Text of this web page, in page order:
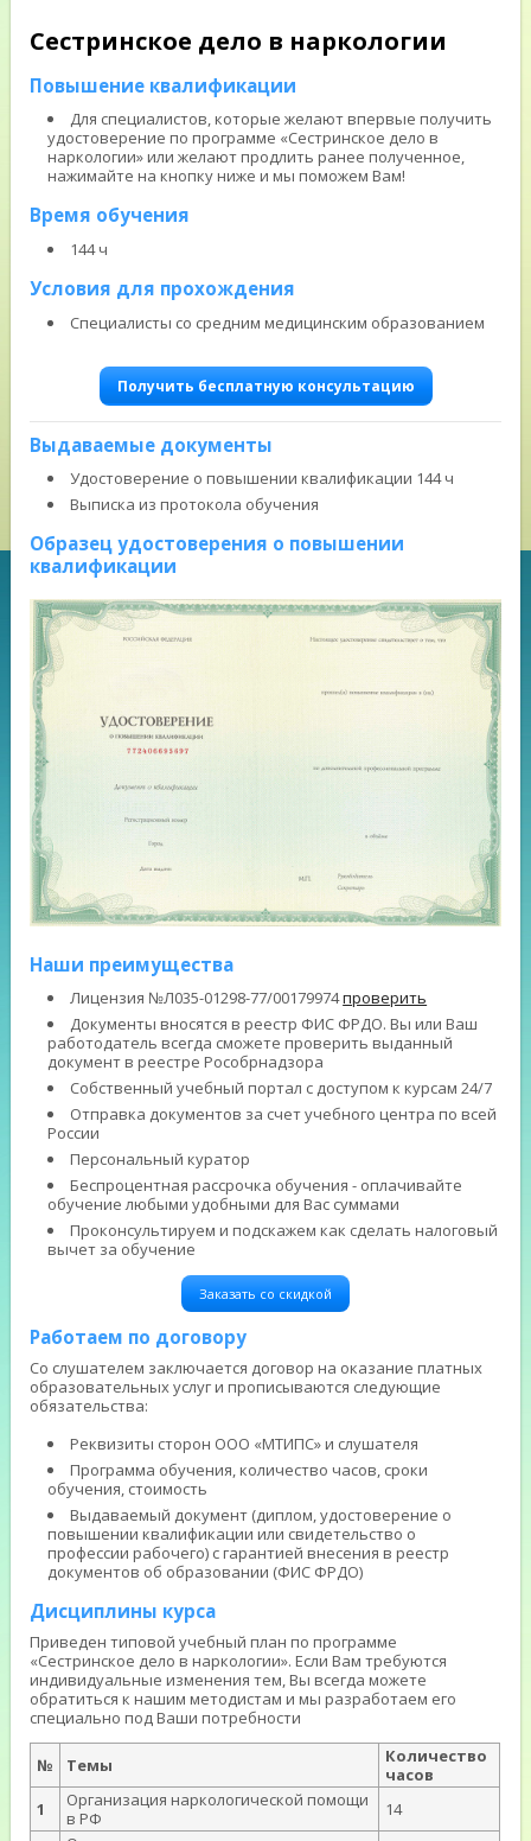
Сестринское дело в наркологии
Повышение квалификации
Для специалистов, которые желают впервые получить
удостоверение по программе «Сестринское дело в
наркологии» или желают продлить ранее полученное,
нажимайте на кнопку ниже и мы поможем Вам!
Время обучения
144 ч
Условия для прохождения
Специалисты со средним медицинским образованием
Получить бесплатную консультацию
Выдаваемые документы
Удостоверение о повышении квалификации 144 ч
Выписка из протокола обучения
Образец удостоверения о повышении
квалификации
Наши преимущества
Лицензия №Л035-01298-77/00179974проверить
Документы вносятся в реестр ФИС ФРДО. Вы или Ваш
работодатель всегда сможете проверить выданный
документ в реестре Рособрнадзора
Собственный учебный портал с доступом к курсам 24/7
Отправка документов за счет учебного центра по всей
России
Персональный куратор
Беспроцентная рассрочка обучения - оплачивайте
обучение любыми удобными для Вас суммами
Проконсультируем и подскажем как сделать налоговый
вычет за обучение
Заказать со скидкой
Работаем по договору
Со слушателем заключается договор на оказание платных
образовательных услуг и прописываются следующие
обязательства:
Реквизиты сторон ООО «МТИПС» и слушателя
Программа обучения, количество часов, сроки
обучения, стоимость
Выдаваемый документ (диплом, удостоверение о
повышении квалификации или свидетельство о
профессии рабочего) с гарантией внесения в реестр
документов об образовании (ФИС ФРДО)
Дисциплины курса
Приведен типовой учебный план по программе
«Сестринское дело в наркологии». Если Вам требуются
индивидуальные изменения тем, Вы всегда можете
обратиться к нашим методистам и мы разработаем его
специально под Ваши потребности
№ Темы
Количество
часов
1
Организация наркологической помощи
в РФ
14